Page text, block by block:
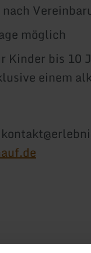
möglich
bis 10
einem